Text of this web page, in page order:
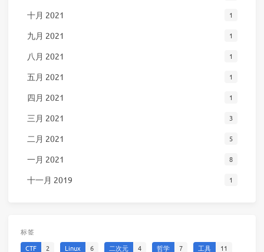
十月 2021 1
九月 2021 1
八月 2021 1
五月 2021 1
四月 2021 1
三月 2021 3
二月 2021 5
一月 2021 8
十一月 2019 1
标签
CTF
2 Linux 6 二次元 4 哲学 7 工具 11